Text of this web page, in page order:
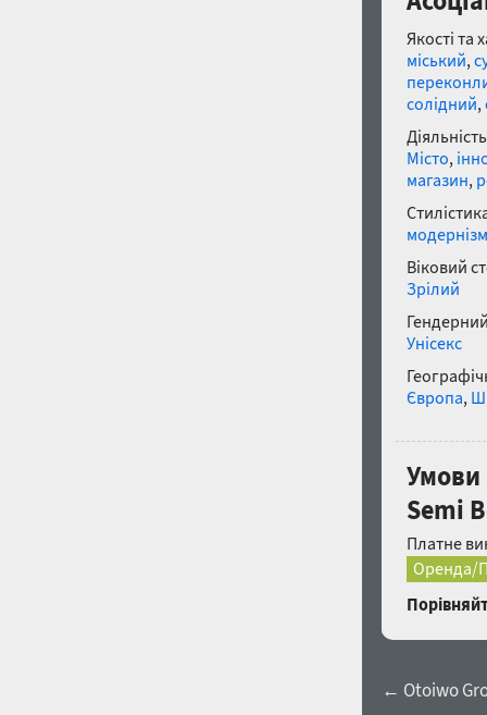
Якості та
міський,
солідний,
Місто,
магазин,
модернізм
Віковий
Зрілий
Унісекс
Європа,
Умови
Semi
Платне
Оренда/
← Otoiwo